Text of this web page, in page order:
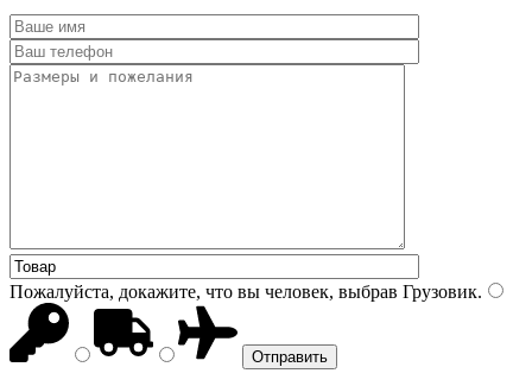
Пожалуйста, докажите, что вы человек, выбрав Грузовик.